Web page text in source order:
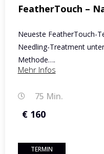
FeatherTouch –
Neueste FeatherTouch-
Needling-Treatment
Methode….
Mehr Infos
75 Min.
€ 160
TERMIN